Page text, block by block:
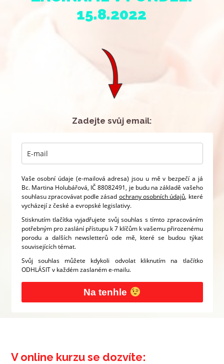
15.8.2022
Zadejte svůj email:
Vaše osobní údaje (e-mailová adresa) jsou u mě v bezpečí a já
Bc. Martina Holubářová, IČ 88082491, je budu na základě vašeho
souhlasu zpracovávat podle zásad ochrany osobních údajů, které
vycházejí z české a evropské legislativy.
Stisknutím tlačítka vyjadřujete svůj souhlas s tímto zpracováním
potřebným pro zaslání přístupu k 7 klíčům k vašemu přirozenému
porodu a dalších newsletterů ode mě, které se budou týkat
souvisejících témat.
Svůj souhlas můžete kdykoli odvolat kliknutím na tlačítko
ODHLÁSIT v každém zaslaném e-mailu.
Na tenhle
V online kurzu se dozvíte: